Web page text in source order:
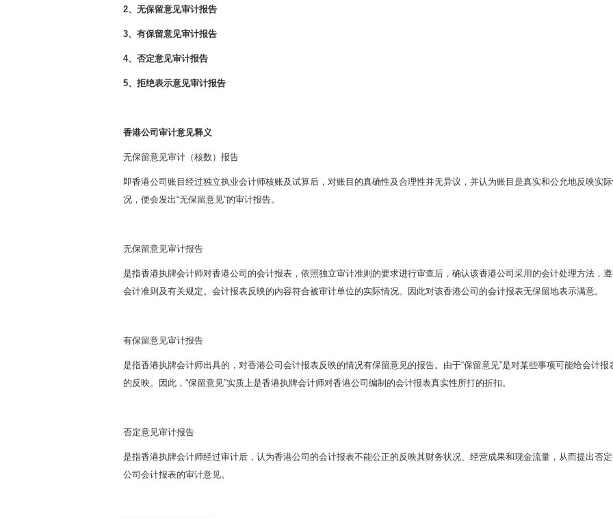
2、无保留意见审计报告
3、有保留意见审计报告
4、否定意见审计报告
5、拒绝表示意见审计报告
香港公司审计意见释义
无保留意见审计（核数）报告
即香港公司账目经过独立执业会计师核账及试算后，对账目的真确性及合理性并无异议，并认为账目是真实和公允地反映实
况，便会发出“无保留意见”的审计报告。
无保留意见审计报告
是指香港执牌会计师对香港公司的会计报表，依照独立审计准则的要求进行审查后，确认该香港公司采用的会计处理方法，
会计准则及有关规定。会计报表反映的内容符合被审计单位的实际情况。因此对该香港公司的会计报表无保留地表示满意。
有保留意见审计报告
是指香港执牌会计师出具的，对香港公司会计报表反映的情况有保留意见的报告。由于“保留意见”是对某些事项可能给会计报
的反映。因此，“保留意见”实质上是香港执牌会计师对香港公司编制的会计报表真实性所打的折扣。
否定意见审计报告
是指香港执牌会计师经过审计后，认为香港公司的会计报表不能公正的反映其财务状况、经营成果和现金流量，从而提出否
公司会计报表的审计意见。